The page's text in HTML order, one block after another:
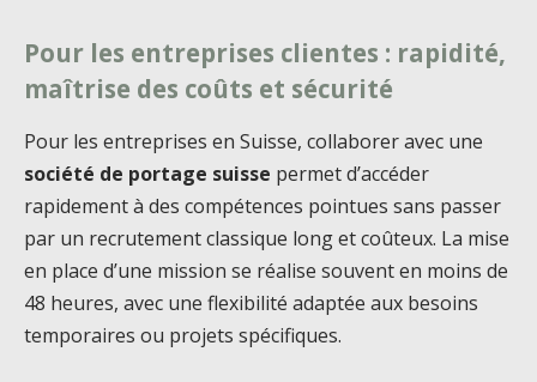
Pour les entreprises clientes : rapidité,
maîtrise des coûts et sécurité
Pour les entreprises en Suisse, collaborer avec une
société de portage suisse permet d’accéder
rapidement à des compétences pointues sans passer
par un recrutement classique long et coûteux. La mise
en place d’une mission se réalise souvent en moins de
48 heures, avec une flexibilité adaptée aux besoins
temporaires ou projets spécifiques.